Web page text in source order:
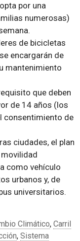
por una
numerosas)
de bicicletas
encargarán de
mantenimiento
que deben
de 14 años (los
consentimiento de
ciudades, el plan
como vehículo
urbanos y, de
universitarios.
Climático, Carril
, Sistema